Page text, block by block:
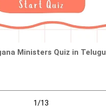
Ministers Quiz in Telugu
1/13